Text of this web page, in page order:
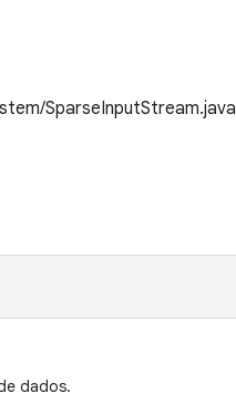
SparseInputStream.java
dados.